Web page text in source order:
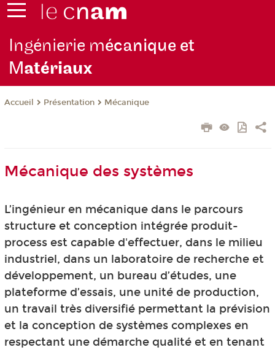
Ingénierie mécanique et
Matériaux
Accueil Présentation Mécanique
Mécanique des systèmes
L’ingénieur en mécanique dans le parcours
structure et conception intégrée produit-
process est capable d'effectuer, dans le milieu
industriel, dans un laboratoire de recherche et
développement, un bureau d’études, une
plateforme d’essais, une unité de production,
un travail très diversifié permettant la prévision
et la conception de systèmes complexes en
respectant une démarche qualité et en tenant